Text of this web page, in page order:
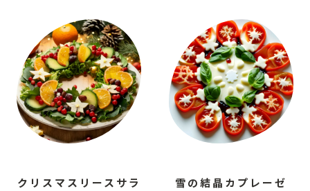
クリスマスリースサラ
雪の結晶カプレーゼ